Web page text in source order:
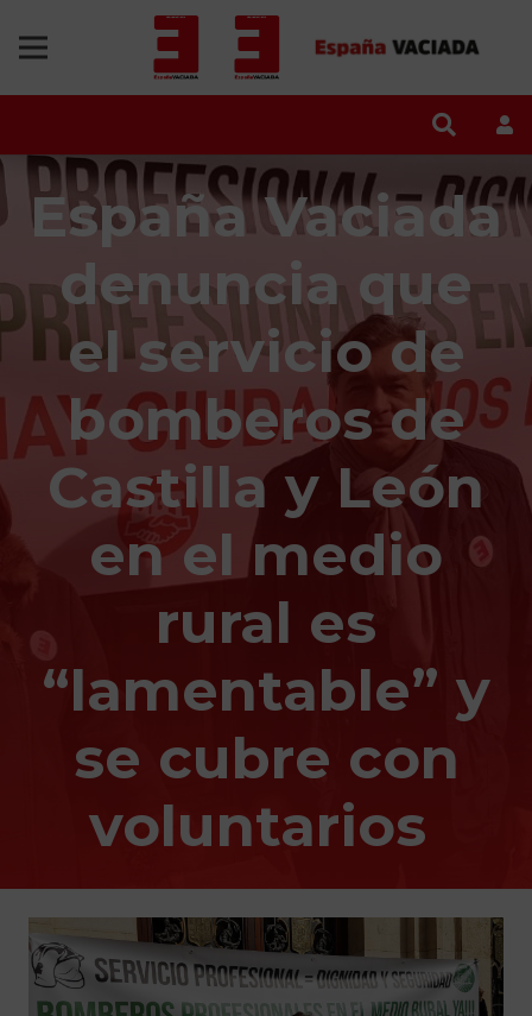
España Vaciada
denuncia que
el servicio de
bomberos de
Castilla y León
en el medio
rural es
“lamentable” y
se cubre con
voluntarios